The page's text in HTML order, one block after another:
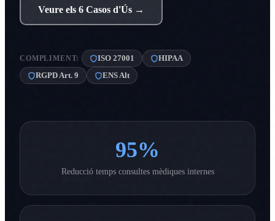
Veure els 6 Casos d'Ús →
COMPLIMENT: ISO 27001
HIPAA
RGPD Art. 9
ENS Alt
95%
Reducció temps consultes mèdiques internes